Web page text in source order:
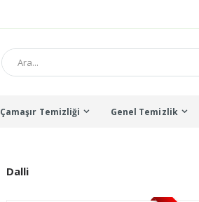
Çamaşır Temizliği Genel Temizlik
Dalli